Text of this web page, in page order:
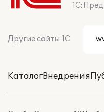
Другие сайты 1С
КаталогВнедрения